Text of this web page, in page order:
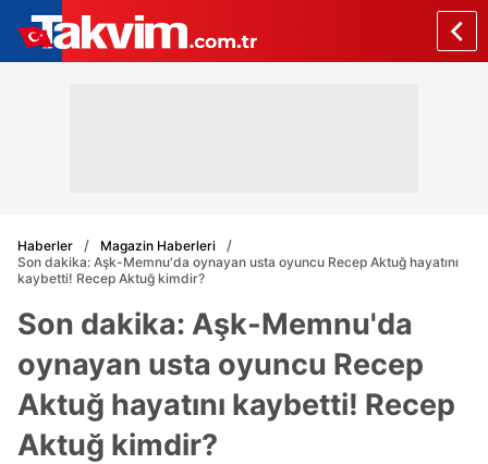
Haberler
Magazin Haberleri
Son dakika: Aşk-Memnu'da oynayan usta oyuncu Recep Aktuğ hayatını
kaybetti! Recep Aktuğ kimdir?
Son dakika: Aşk-Memnu'da
oynayan usta oyuncu Recep
Aktuğ hayatını kaybetti! Recep
Aktuğ kimdir?